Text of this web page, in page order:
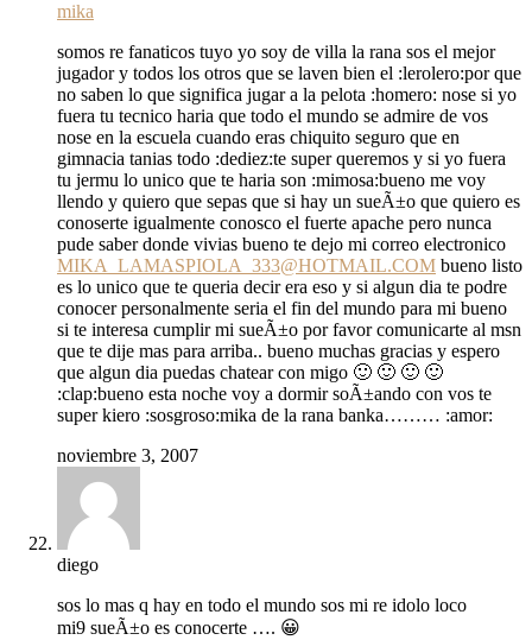
mika
somos re fanaticos tuyo yo soy de villa la rana sos el mejor
jugador y todos los otros que se laven bien el :lerolero:por que
no saben lo que significa jugar a la pelota :homero: nose si yo
fuera tu tecnico haria que todo el mundo se admire de vos
nose en la escuela cuando eras chiquito seguro que en
gimnacia tanias todo :dediez:te super queremos y si yo fuera
tu jermu lo unico que te haria son :mimosa:bueno me voy
llendo y quiero que sepas que si hay un sueÃ±o que quiero es
conoserte igualmente conosco el fuerte apache pero nunca
pude saber donde vivias bueno te dejo mi correo electronico
MIKA_LAMASPIOLA_333@HOTMAIL.COM bueno listo
es lo unico que te queria decir era eso y si algun dia te podre
conocer personalmente seria el fin del mundo para mi bueno
si te interesa cumplir mi sueÃ±o por favor comunicarte al msn
que te dije mas para arriba.. bueno muchas gracias y espero
que algun dia puedas chatear con migo 🙂 🙂 🙂 🙂
:clap:bueno esta noche voy a dormir soÃ±ando con vos te
super kiero :sosgroso:mika de la rana banka……… :amor:
noviembre 3, 2007
diego
sos lo mas q hay en todo el mundo sos mi re idolo loco
mi9 sueÃ±o es conocerte …. 😀